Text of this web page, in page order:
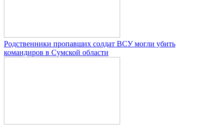
Родственники пропавших солдат ВСУ могли убить
командиров в Сумской области